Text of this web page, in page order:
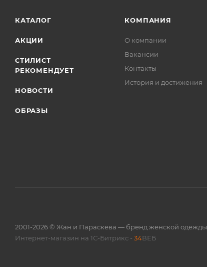
КАТАЛОГ
АКЦИИ
СТИЛИСТ
РЕКОМЕНДУЕТ
НОВОСТИ
ОБРАЗЫ
КОМПАНИЯ
О компании
Вакансии
Контакты
История и достижения
2001-2026 © Жан и Параскева — бренд женской одежды
Интернет-магазин на 1С-Битрикс - 34ВЕБ